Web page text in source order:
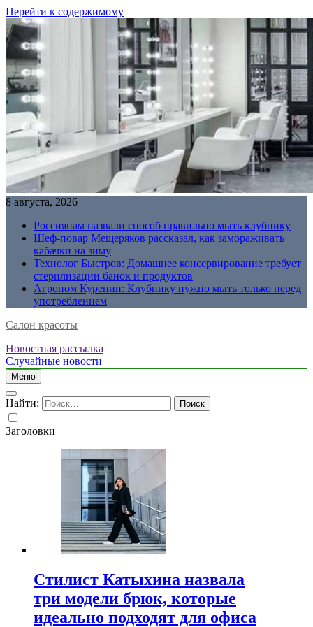
Перейти к содержимому
8 августа, 2026
Россиянам назвали способ правильно мыть клубнику
Шеф-повар Мещеряков рассказал, как замораживать
кабачки на зиму
Технолог Быстров: Домашнее консервирование требует
стерилизации банок и продуктов
Агроном Куренин: Клубнику нужно мыть только перед
употреблением
Салон красоты
Новостная рассылка
Случайные новости
Меню
Найти:
Заголовки
Стилист Катыхина назвала
три модели брюк, которые
идеально подходят для офиса